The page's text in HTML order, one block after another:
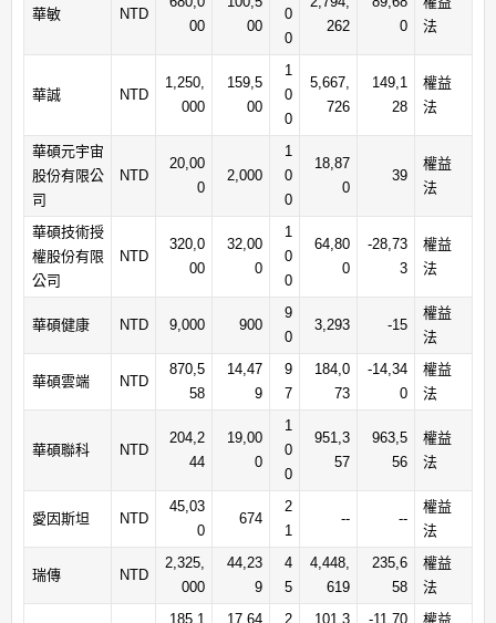
華敏 NTD
00
00
0
0
262
0
法
華誠 NTD
1,250,
000
159,5
00
1
0
0
5,667,
726
149,1
28
權益
法
華碩元宇宙
股份有限公
司
NTD
20,00
0
2,000
1
0
0
18,87
0
39
權益
法
華碩技術授
權股份有限
公司
NTD
320,0
00
32,00
0
1
0
0
64,80
0
-28,73
3
權益
法
華碩健康 NTD 9,000 900
9
0
3,293 -15
權益
法
華碩雲端 NTD
870,5
58
14,47
9
9
7
184,0
73
-14,34
0
權益
法
華碩聯科 NTD
204,2
44
19,00
0
1
0
0
951,3
57
963,5
56
權益
法
愛因斯坦 NTD
45,03
0
674
2
1
-- --
權益
法
瑞傳 NTD
2,325,
000
44,23
9
4
5
4,448,
619
235,6
58
權益
法
185,1
17,64
2
101,3
-11,70
權益